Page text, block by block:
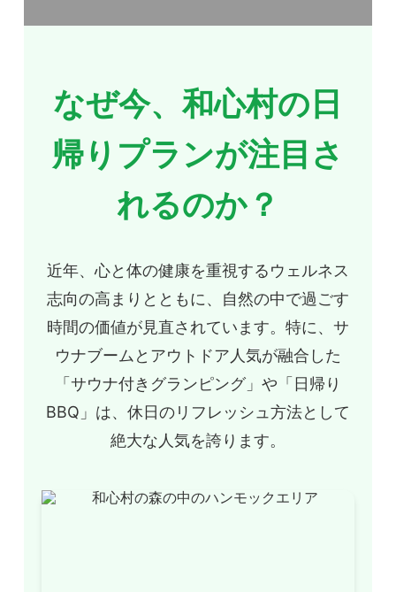
食事と焚き火
なぜ今、和心村の日
帰りプランが注目さ
れるのか？
近年、心と体の健康を重視するウェルネス
志向の高まりとともに、自然の中で過ごす
時間の価値が見直されています。特に、サ
ウナブームとアウトドア人気が融合した
「サウナ付きグランピング」や「日帰り
BBQ」は、休日のリフレッシュ方法として
絶大な人気を誇ります。